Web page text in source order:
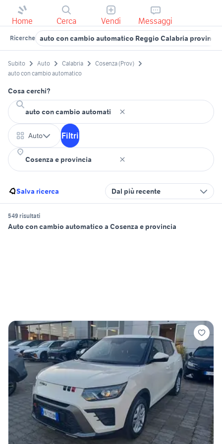
Home Cerca Vendi Messaggi
Ricerche auto con cambio automatico Reggio Calabria provincia
Subito Auto Calabria
Cosenza (Prov)
auto con cambio automatico
Cosa cerchi?
Auto Filtri
Salva ricerca Dal più recente
549 risultati
Auto con cambio automatico a Cosenza e provincia